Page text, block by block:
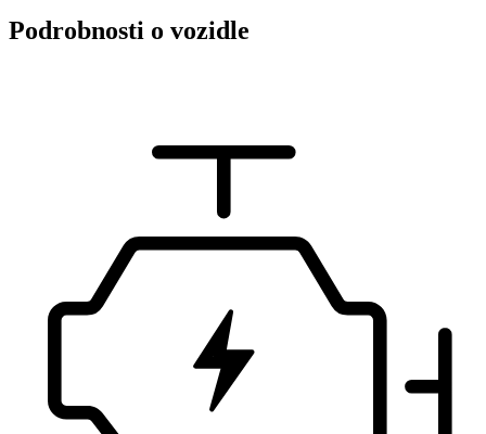
Podrobnosti o vozidle